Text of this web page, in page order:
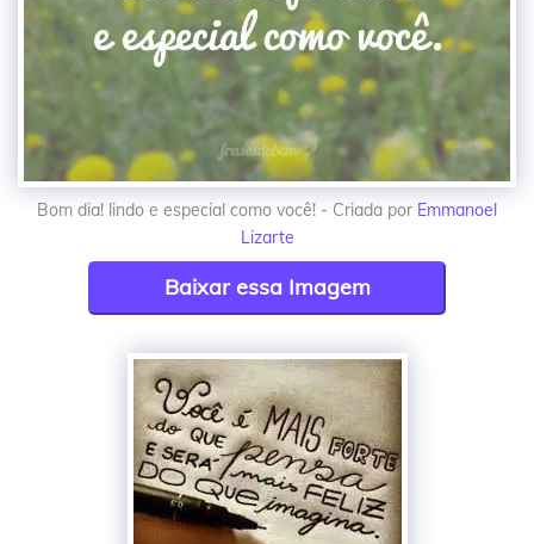
Bom dia! lindo e especial como você! - Criada por Emmanoel
Lizarte
Baixar essa Imagem